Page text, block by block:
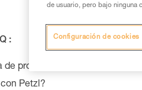
:
de producto relativa a las
Petzl?
de usuario, pero bajo ninguna
Configuración de cookies